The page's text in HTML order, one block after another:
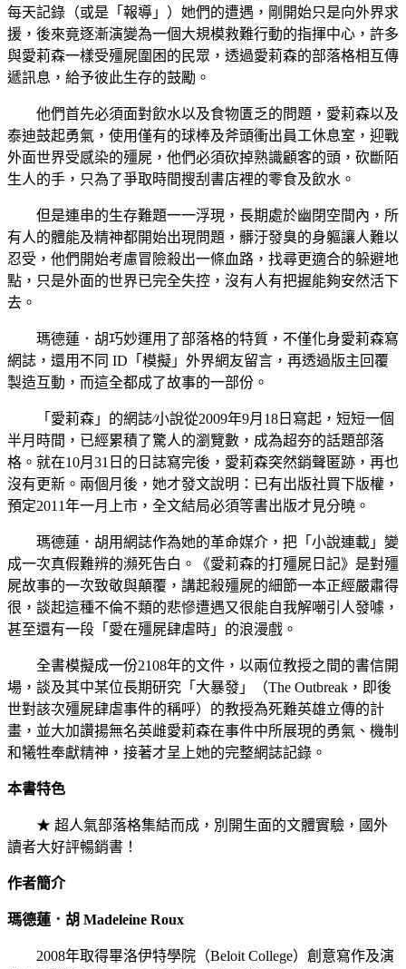
每天記錄（或是「報導」）她們的遭遇，剛開始只是向外界求
援，後來竟逐漸演變為一個大規模救難行動的指揮中心，許多
與愛莉森一樣受殭屍圍困的民眾，透過愛莉森的部落格相互傳
遞訊息，給予彼此生存的鼓勵。
他們首先必須面對飲水以及食物匱乏的問題，愛莉森以及
泰迪鼓起勇氣，使用僅有的球棒及斧頭衝出員工休息室，迎戰
外面世界受感染的殭屍，他們必須砍掉熟識顧客的頭，砍斷陌
生人的手，只為了爭取時間搜刮書店裡的零食及飲水。
但是連串的生存難題一一浮現，長期處於幽閉空間內，所
有人的體能及精神都開始出現問題，髒汙發臭的身軀讓人難以
忍受，他們開始考慮冒險殺出一條血路，找尋更適合的躲避地
點，只是外面的世界已完全失控，沒有人有把握能夠安然活下
去。
瑪德蓮．胡巧妙運用了部落格的特質，不僅化身愛莉森寫
網誌，還用不同 ID「模擬」外界網友留言，再透過版主回覆
製造互動，而這全都成了故事的一部份。
「愛莉森」的網誌∕小說從2009年9月18日寫起，短短一個
半月時間，已經累積了驚人的瀏覽數，成為超夯的話題部落
格。就在10月31日的日誌寫完後，愛莉森突然銷聲匿跡，再也
沒有更新。兩個月後，她才發文說明：已有出版社買下版權，
預定2011年一月上市，全文結局必須等書出版才見分曉。
瑪德蓮．胡用網誌作為她的革命媒介，把「小說連載」變
成一次真假難辨的瀕死告白。《愛莉森的打殭屍日記》是對殭
屍故事的一次致敬與顛覆，講起殺殭屍的細節一本正經嚴肅得
很，談起這種不倫不類的悲慘遭遇又很能自我解嘲引人發噱，
甚至還有一段「愛在殭屍肆虐時」的浪漫戲。
全書模擬成一份2108年的文件，以兩位教授之間的書信開
場，談及其中某位長期研究「大暴發」（The Outbreak，即後
世對該次殭屍肆虐事件的稱呼）的教授為死難英雄立傳的計
畫，並大加讚揚無名英雌愛莉森在事件中所展現的勇氣、機制
和犧牲奉獻精神，接著才呈上她的完整網誌記錄。
本書特色
★ 超人氣部落格集結而成，別開生面的文體實驗，國外
讀者大好評暢銷書！
作者簡介
瑪德蓮．胡 Madeleine Roux
2008年取得畢洛伊特學院（Beloit College）創意寫作及演